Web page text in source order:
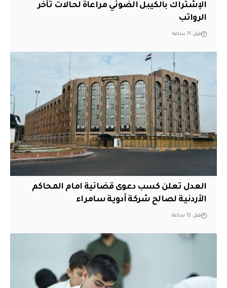
الإشتراك بالكيبل الضوئي مراعاةً لحالات تأخر
الرواتب
قبل 11 ساعة
العدل تعلن كسب دعوى قضائية امام المحاكم
الأردنية لصالح شركة أدوية سامراء
قبل 12 ساعة